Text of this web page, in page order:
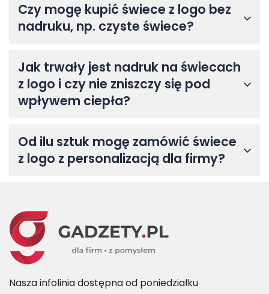
Czy mogę kupić świece z logo bez
nadruku, np. czyste świece?
Jak trwały jest nadruk na świecach
z logo i czy nie zniszczy się pod
wpływem ciepła?
Od ilu sztuk mogę zamówić świece
z logo z personalizacją dla firmy?
Nasza infolinia dostępna od poniedziałku